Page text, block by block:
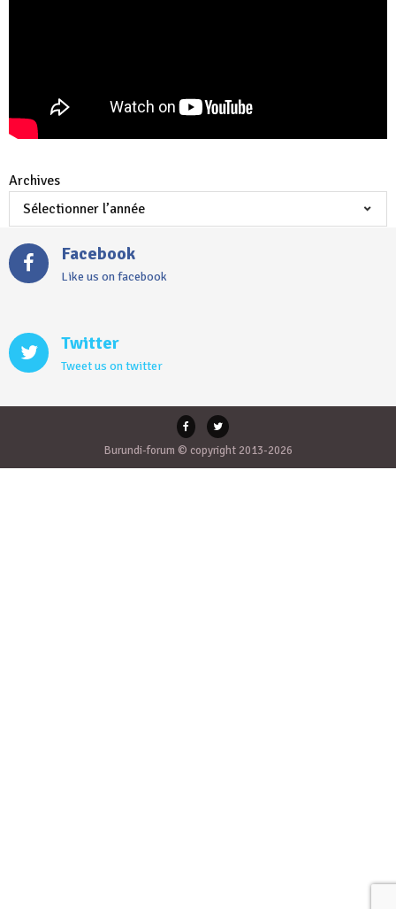
Archives
Facebook
Like us on facebook
Twitter
Tweet us on twitter
Burundi-forum © copyright 2013-2026